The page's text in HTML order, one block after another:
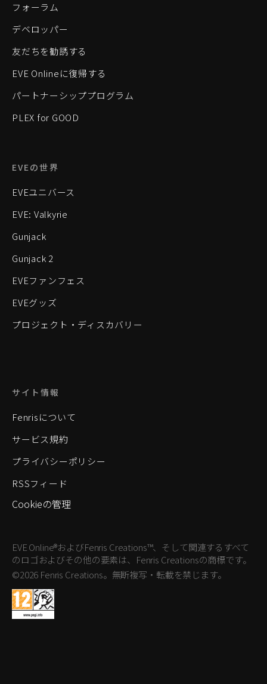
フォーラム
デベロッパー
友だちを勧誘する
EVE Onlineに復帰する
パートナーシッププログラム
PLEX for GOOD
EVEの世界
EVEユニバース
EVE: Valkyrie
Gunjack
Gunjack 2
EVEファンフェス
EVEグッズ
プロジェクト・ディスカバリー
サイト情報
Fenrisについて
サービス規約
プライバシーポリシー
RSSフィード
Cookieの管理
EVE Online®およびFenris Creations™、そして関連するすべて
のロゴおよびその他の要素は、Fenris Creationsの商標です。
©2026 Fenris Creations。無断複写・転載を禁じます。